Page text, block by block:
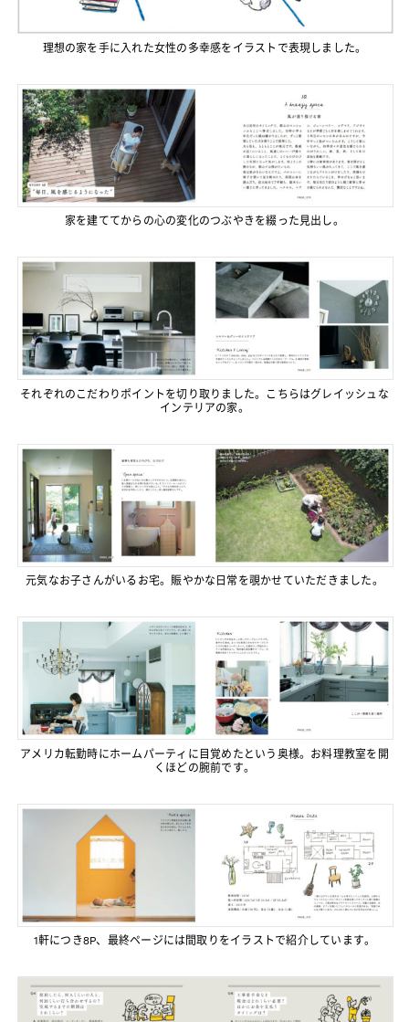
理想の家を手に入れた女性の多幸感をイラストで表現しました。
家を建ててからの心の変化のつぶやきを綴った見出し。
それぞれのこだわりポイントを切り取りました。こちらはグレイッシュな
インテリアの家。
元気なお子さんがいるお宅。賑やかな日常を覗かせていただきました。
アメリカ転勤時にホームパーティに目覚めたという奥様。お料理教室を開
くほどの腕前です。
1軒につき8P、最終ページには間取りをイラストで紹介しています。